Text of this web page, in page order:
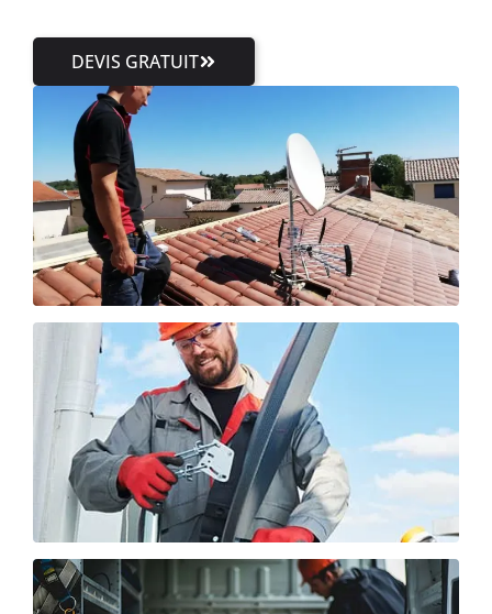
DEVIS GRATUIT